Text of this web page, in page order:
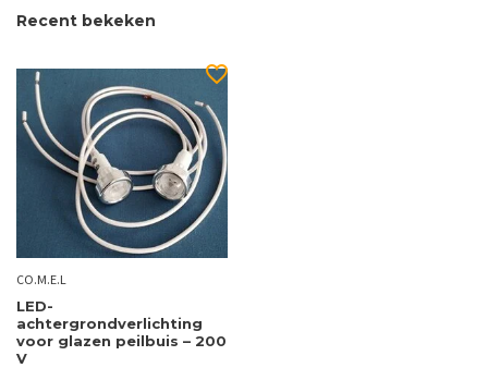
Recent bekeken
CO.M.E.L
LED-
achtergrondverlichting
voor glazen peilbuis – 200
V